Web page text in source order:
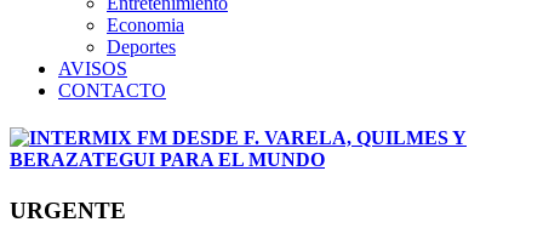
Economia
Deportes
AVISOS
CONTACTO
URGENTE